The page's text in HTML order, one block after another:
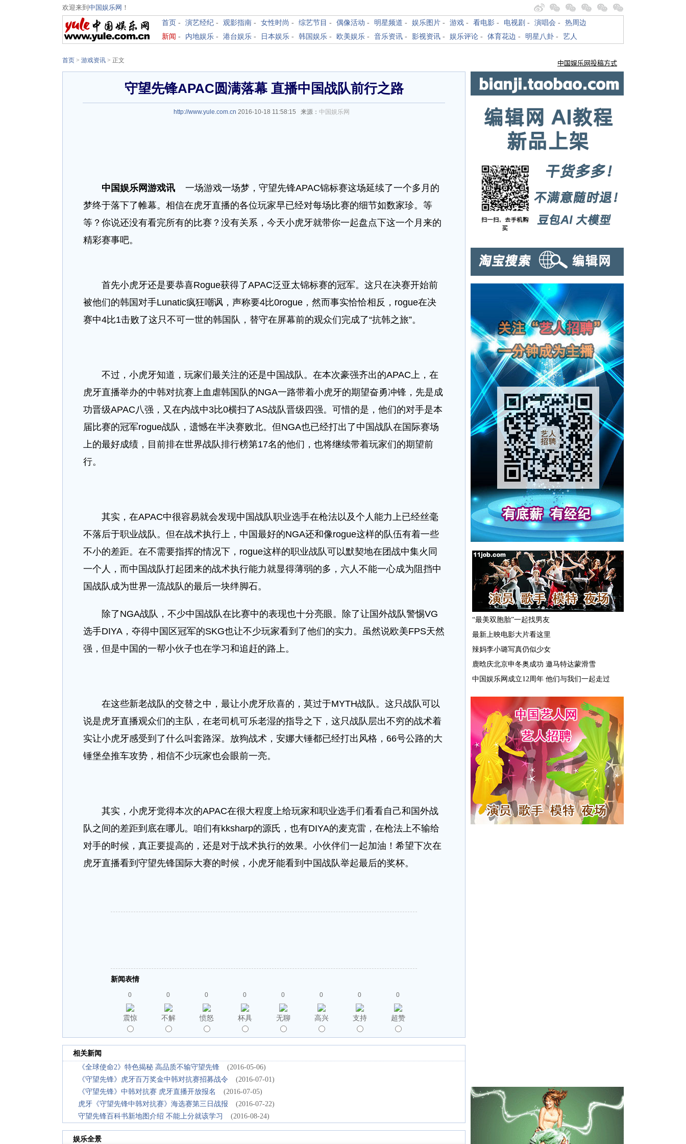
欢迎来到 中国娱乐网 ！
首页 - 演艺经纪 - 观影指南 - 女性时尚 - 综艺节目 - 偶像活动 - 明星频道 - 娱乐图片 - 游戏 - 看电影 - 电视剧 - 演唱会 - 热周边
新闻 - 内地娱乐 - 港台娱乐 - 日本娱乐 - 韩国娱乐 - 欧美娱乐 - 音乐资讯 - 影视资讯 - 娱乐评论 - 体育花边 - 明星八卦 - 艺人
首页 > 游戏资讯 > 正文
守望先锋APAC圆满落幕​ 直播中国战队前行之路
http://www.yule.com.cn 2016-10-18 11:58:15 来源： 中国娱乐网
中国娱乐网游戏讯 一场游戏一场梦，守望先锋APAC锦标赛这场延续了一个多月的
梦终于落下了帷幕。相信在虎牙直播的各位玩家早已经对每场比赛的细节如数家珍。等
等？你说还没有看完所有的比赛？没有关系，今天小虎牙就带你一起盘点下这一个月来的
精彩赛事吧。
首先小虎牙还是要恭喜Rogue获得了APAC泛亚太锦标赛的冠军。这只在决赛开始前
被他们的韩国对手Lunatic疯狂嘲讽，声称要4比0rogue，然而事实恰恰相反，rogue在决
赛中4比1击败了这只不可一世的韩国队，替守在屏幕前的观众们完成了“抗韩之旅”。
不过，小虎牙知道，玩家们最关注的还是中国战队。在本次豪强齐出的APAC上，在
虎牙直播举办的中韩对抗赛上血虐韩国队的NGA一路带着小虎牙的期望奋勇冲锋，先是成
功晋级APAC八强，又在内战中3比0横扫了AS战队晋级四强。可惜的是，他们的对手是本
届比赛的冠军rogue战队，遗憾在半决赛败北。但NGA也已经打出了中国战队在国际赛场
上的最好成绩，目前排在世界战队排行榜第17名的他们，也将继续带着玩家们的期望前
行。
其实，在APAC中很容易就会发现中国战队职业选手在枪法以及个人能力上已经丝毫
不落后于职业战队。但在战术执行上，中国最好的NGA还和像rogue这样的队伍有着一些
不小的差距。在不需要指挥的情况下，rogue这样的职业战队可以默契地在团战中集火同
一个人，而中国战队打起团来的战术执行能力就显得薄弱的多，六人不能一心成为阻挡中
国战队成为世界一流战队的最后一块绊脚石。
除了NGA战队，不少中国战队在比赛中的表现也十分亮眼。除了让国外战队警惕VG
选手DIYA，夺得中国区冠军的SKG也让不少玩家看到了他们的实力。虽然说欧美FPS天然
强，但是中国的一帮小伙子也在学习和追赶的路上。
在这些新老战队的交替之中，最让小虎牙欣喜的，莫过于MYTH战队。这只战队可以
说是虎牙直播观众们的主队，在老司机可乐老湿的指导之下，这只战队层出不穷的战术着
实让小虎牙感受到了什么叫套路深。放狗战术，安娜大锤都已经打出风格，66号公路的大
锤堡垒推车攻势，相信不少玩家也会眼前一亮。
其实，小虎牙觉得本次的APAC在很大程度上给玩家和职业选手们看看自己和国外战
队之间的差距到底在哪儿。咱们有kksharp的源氏，也有DIYA的麦克雷，在枪法上不输给
对手的时候，真正要提高的，还是对于战术执行的效果。小伙伴们一起加油！希望下次在
虎牙直播看到守望先锋国际大赛的时候，小虎牙能看到中国战队举起最后的奖杯。
新闻表情
0
震惊
0
不解
0
愤怒
0
杯具
0
无聊
0
高兴
0
支持
0
超赞
相关新闻
《全球使命2》特色揭秘 高品质不输守望先锋
(2016-05-06)
《守望先锋》虎牙百万奖金中韩对抗赛招募战令
(2016-07-01)
《守望先锋》中韩对抗赛 虎牙直播开放报名
(2016-07-05)
虎牙《守望先锋中韩对抗赛》海选赛第三日战报
(2016-07-22)
守望先锋百科书新地图介绍 不能上分就该学习
(2016-08-24)